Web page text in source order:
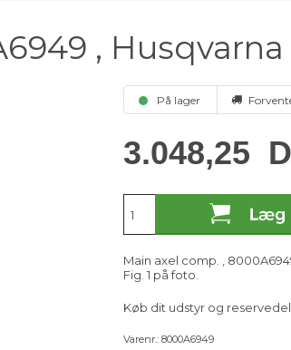
, Husqvarna
På lager
3.048,25
Main axel comp. ,
Fig. 1 på foto.
Køb dit udstyr og
Varenr.: 8000A6949